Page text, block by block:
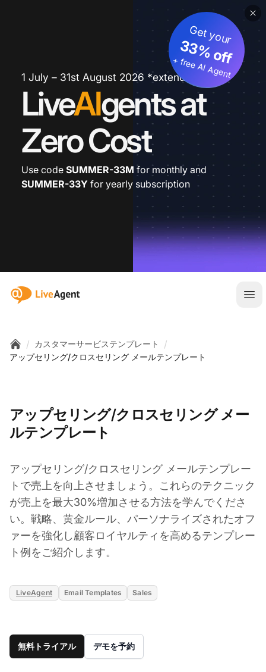
1 July – 31st August 2026 *extended
LiveAIgents at
Zero Cost
Get your
33% off
+ free AI Agent
Use code SUMMER-33M for monthly and
SUMMER-33Y for yearly subscription
:site.title
メ
Home
/ カスタマーサービステンプレート /
アップセリング/クロスセリング メールテンプレート
アップセリング/クロスセリング メー
ルテンプレート
アップセリング/クロスセリング メールテンプレー
トで売上を向上させましょう。これらのテクニック
が売上を最大30%増加させる方法を学んでくださ
い。戦略、黄金ルール、パーソナライズされたオフ
ァーを強化し顧客ロイヤルティを高めるテンプレー
ト例をご紹介します。
LiveAgent Email Templates Sales
無料トライアル デモを予約